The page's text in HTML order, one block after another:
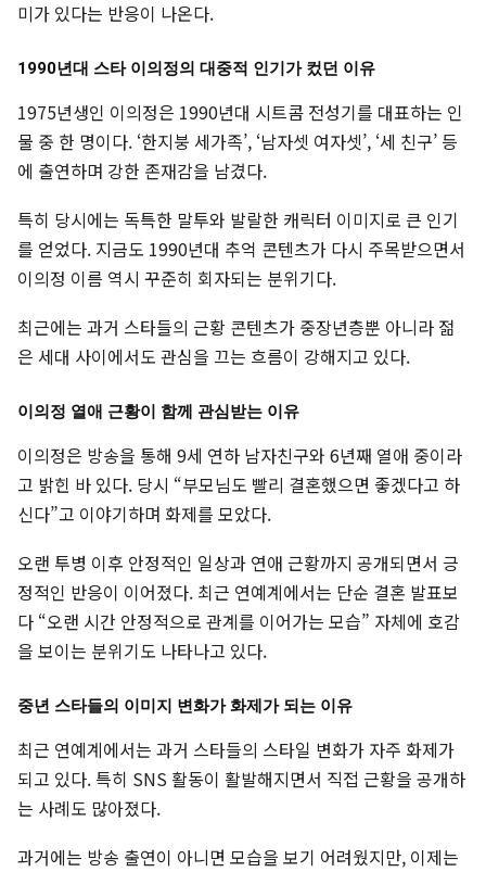
미가 있다는 반응이 나온다.
1990년대 스타 이의정의 대중적 인기가 컸던 이유
1975년생인 이의정은 1990년대 시트콤 전성기를 대표하는 인
물 중 한 명이다. ‘한지붕 세가족’, ‘남자셋 여자셋’, ‘세 친구’ 등
에 출연하며 강한 존재감을 남겼다.
특히 당시에는 독특한 말투와 발랄한 캐릭터 이미지로 큰 인기
를 얻었다. 지금도 1990년대 추억 콘텐츠가 다시 주목받으면서
이의정 이름 역시 꾸준히 회자되는 분위기다.
최근에는 과거 스타들의 근황 콘텐츠가 중장년층뿐 아니라 젊
은 세대 사이에서도 관심을 끄는 흐름이 강해지고 있다.
이의정 열애 근황이 함께 관심받는 이유
이의정은 방송을 통해 9세 연하 남자친구와 6년째 열애 중이라
고 밝힌 바 있다. 당시 “부모님도 빨리 결혼했으면 좋겠다고 하
신다”고 이야기하며 화제를 모았다.
오랜 투병 이후 안정적인 일상과 연애 근황까지 공개되면서 긍
정적인 반응이 이어졌다. 최근 연예계에서는 단순 결혼 발표보
다 “오랜 시간 안정적으로 관계를 이어가는 모습” 자체에 호감
을 보이는 분위기도 나타나고 있다.
중년 스타들의 이미지 변화가 화제가 되는 이유
최근 연예계에서는 과거 스타들의 스타일 변화가 자주 화제가
되고 있다. 특히 SNS 활동이 활발해지면서 직접 근황을 공개하
는 사례도 많아졌다.
과거에는 방송 출연이 아니면 모습을 보기 어려웠지만, 이제는